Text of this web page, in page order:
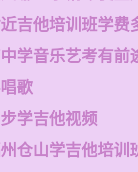
吉他培训班学费
学音乐艺考有前
歌
学吉他视频
仓山学吉他培训